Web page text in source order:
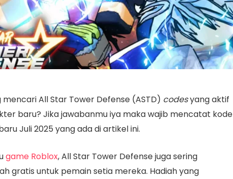
All Star Tower Defense (ASTD) codesyang aktif
baru? Jika jawabanmu iya maka wajib mencatat kode
Juli 2025 yang ada di artikel ini.
game Roblox, All Star Tower Defense juga sering
gratis untuk pemain setia mereka. Hadiah yang